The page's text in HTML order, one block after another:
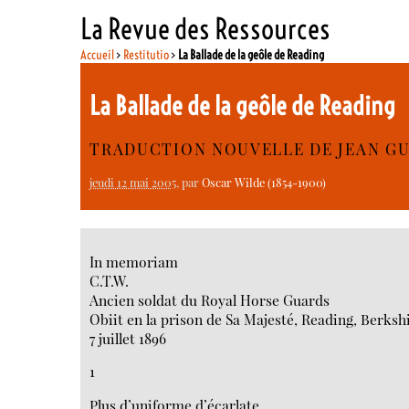
La Revue des Ressources
Accueil> Restitutio> La Ballade de la geôle de Reading
La Ballade de la geôle de Reading
TRADUCTION NOUVELLE DE JEAN
jeudi 12 mai 2005, parOscar Wilde (1854-1900)
In memoriam
C.T.W.
Ancien soldat du Royal Horse Guards
Obiit en la prison de Sa Majesté, Reading,
7 juillet 1896
1
Plus d’uniforme d’écarlate